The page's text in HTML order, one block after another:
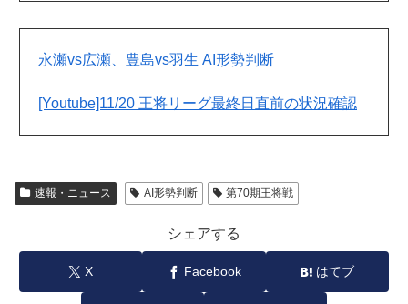
永瀬vs広瀬、豊島vs羽生 AI形勢判断
[Youtube]11/20 王将リーグ最終日直前の状況確認
速報・ニュース AI形勢判断 第70期王将戦
シェアする
X Facebook はてブ